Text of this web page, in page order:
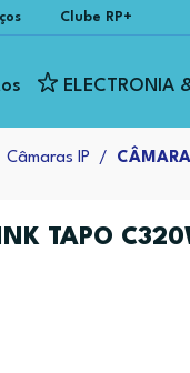
Clube RP+
ELECTRONIA
Câmaras IP
TAPO